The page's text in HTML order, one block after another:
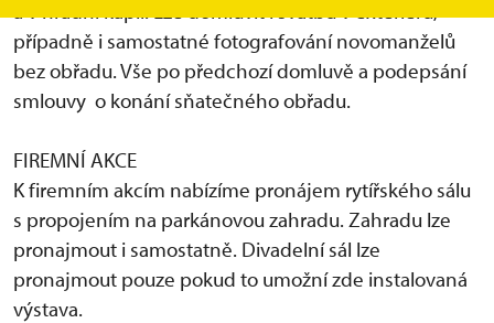
a v hradní kapli. Lze domluvit i svatbu v exteriéru,
případně i samostatné fotografování novomanželů
bez obřadu. Vše po předchozí domluvě a podepsání
smlouvy o konání sňatečného obřadu.
FIREMNÍ AKCE
K firemním akcím nabízíme pronájem rytířského sálu
s propojením na parkánovou zahradu. Zahradu lze
pronajmout i samostatně. Divadelní sál lze
pronajmout pouze pokud to umožní zde instalovaná
výstava.